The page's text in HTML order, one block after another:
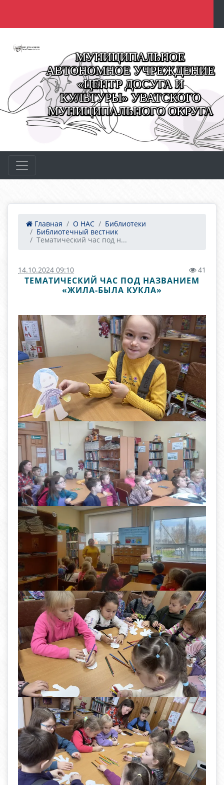
МУНИЦИПАЛЬНОЕ
АВТОНОМНОЕ УЧРЕЖДЕНИЕ
«ЦЕНТР ДОСУГА И
КУЛЬТУРЫ» УВАТСКОГО
МУНИЦИПАЛЬНОГО ОКРУГА
Главная О НАС
Библиотеки
Библиотечный вестник
Тематический час под н...
14.10.2024 09:10 41
ТЕМАТИЧЕСКИЙ ЧАС ПОД НАЗВАНИЕМ
«ЖИЛА-БЫЛА КУКЛА»